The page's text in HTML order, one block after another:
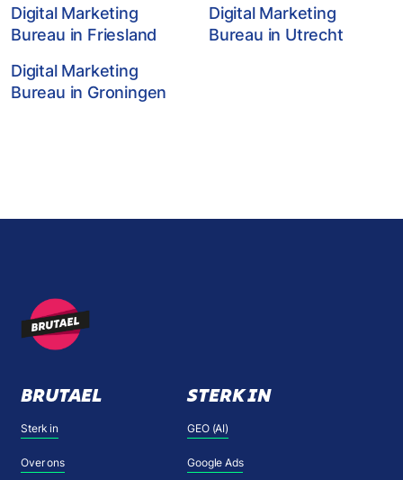
Digital Marketing
Bureau in Friesland
Digital Marketing
Bureau in Utrecht
Digital Marketing
Bureau in Groningen
BRUTAEL
Sterk in
Over ons
STERK IN
GEO (AI)
Google Ads